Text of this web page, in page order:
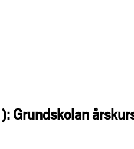
Grundskolan